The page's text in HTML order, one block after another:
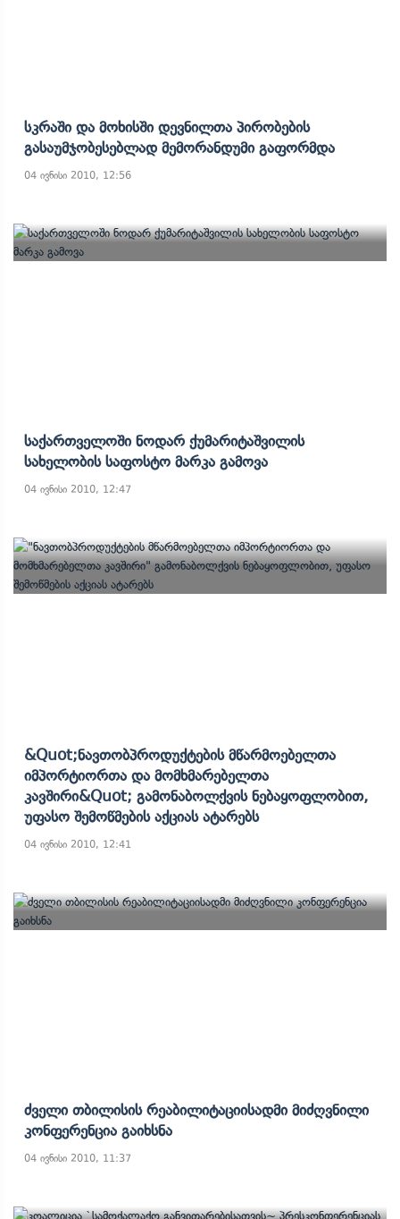
Სკრაში Და Მოხისში Დევნილთა Პირობების
Გასაუმჯობესებლად Მემორანდუმი Გაფორმდა
04 ივნისი 2010, 12:56
Საქართველოში Ნოდარ Ქუმარიტაშვილის
Სახელობის Საფოსტო Მარკა Გამოვა
04 ივნისი 2010, 12:47
&quot;ნავთობპროდუქტების Მწარმოებელთა
Იმპორტიორთა Და Მომხმარებელთა
Კავშირი&quot; Გამონაბოლქვის Ნებაყოფლობით,
Უფასო Შემოწმების Აქციას Ატარებს
04 ივნისი 2010, 12:41
Ძველი Თბილისის Რეაბილიტაციისადმი Მიძღვნილი
Კონფერენცია Გაიხსნა
04 ივნისი 2010, 11:37